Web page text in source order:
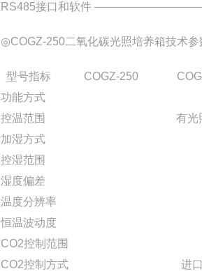
RS485接口和软件
◎COGZ-250二氧化碳光照培养箱技术参
型号指标 COGZ-250
功能方式
控温范围
有光
加湿方式
控湿范围
湿度偏差
温度分辨率
恒温波动度
CO2控制范围
CO2控制方式
进